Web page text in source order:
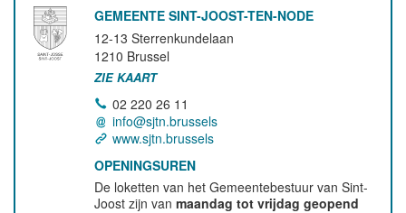
GEMEENTE SINT-JOOST-TEN-NODE
12-13 Sterrenkundelaan
1210 Brussel
ZIE KAART
02 220 26 11
info@sjtn.brussels
www.sjtn.brussels
OPENINGSUREN
De loketten van het Gemeentebestuur van Sint-
Joost zijn vanmaandag tot vrijdag geopend